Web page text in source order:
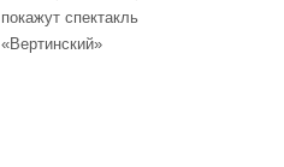
покажут спектакль
«Вертинский»